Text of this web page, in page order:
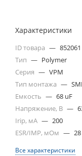
Характеристики
ID товара — 852061
Тип — Polymer
Серия — VPM
Тип монтажа —
Емкость — 68 uF
Напряжение, В —
Irip, мА — 200
ESR/IMP, мОм — 28
Все характеристики